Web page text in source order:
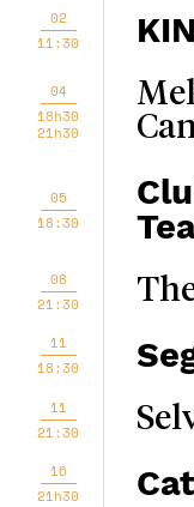
02
11:30
04
18h30
21h30
05
18:30
08
21:30
11
18:30
11
21:30
16
21h30